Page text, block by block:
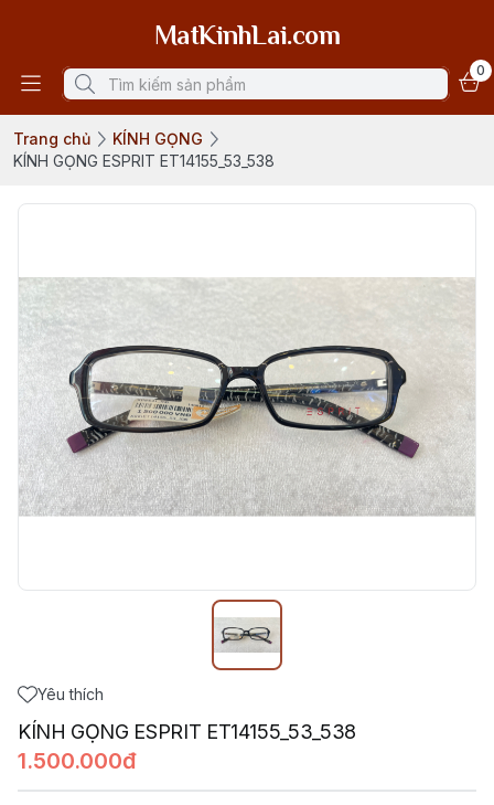
MatKinhLai.com
0
Trang chủ
KÍNH GỌNG
KÍNH GỌNG ESPRIT ET14155_53_538
Yêu thích
KÍNH GỌNG ESPRIT ET14155_53_538
1.500.000đ